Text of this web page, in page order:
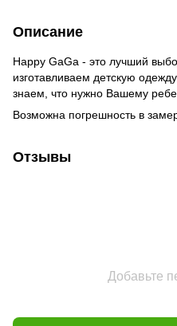
Описание
Happy GaGa - это лучший
изготавливаем детскую
знаем, что нужно Вашему
Возможна погрешность в
Отзывы
Добавьте